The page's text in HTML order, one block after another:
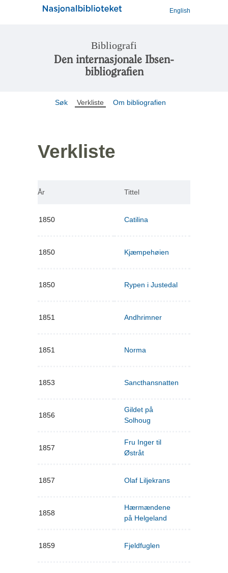
English
Bibliografi
Den internasjonale Ibsen-
bibliografien
Søk Verkliste Om bibliografien
Verkliste
År Tittel
1850 Catilina
1850 Kjæmpehøien
1850 Rypen i Justedal
1851 Andhrimner
1851 Norma
1853 Sancthansnatten
1856
Gildet på
Solhoug
1857
Fru Inger til
Østråt
1857 Olaf Liljekrans
1858
Hærmændene
på Helgeland
1859 Fjeldfuglen